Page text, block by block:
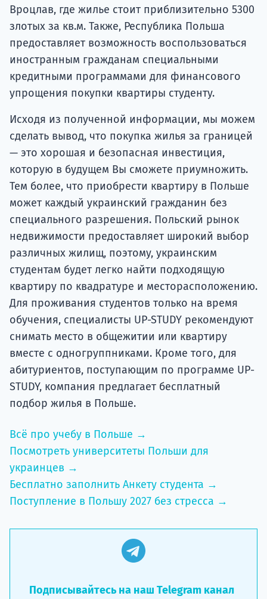
Вроцлав, где жилье стоит приблизительно 5300
злотых за кв.м. Также, Республика Польша
предоставляет возможность воспользоваться
иностранным гражданам специальными
кредитными программами для финансового
упрощения покупки квартиры студенту.
Исходя из полученной информации, мы можем
сделать вывод, что покупка жилья за границей
— это хорошая и безопасная инвестиция,
которую в будущем Вы сможете приумножить.
Тем более, что приобрести квартиру в Польше
может каждый украинский гражданин без
специального разрешения. Польский рынок
недвижимости предоставляет широкий выбор
различных жилищ, поэтому, украинским
студентам будет легко найти подходящую
квартиру по квадратуре и месторасположению.
Для проживания студентов только на время
обучения, специалисты UP-STUDY рекомендуют
снимать место в общежитии или квартиру
вместе с одногруппниками. Кроме того, для
абитуриентов, поступающим по программе UP-
STUDY, компания предлагает бесплатный
подбор жилья в Польше.
Всё про учебу в Польше →
Посмотреть университеты Польши для
украинцев →
Бесплатно заполнить Анкету студента →
Поступление в Польшу 2027 без стресса →
Подписывайтесь на наш Telegram канал